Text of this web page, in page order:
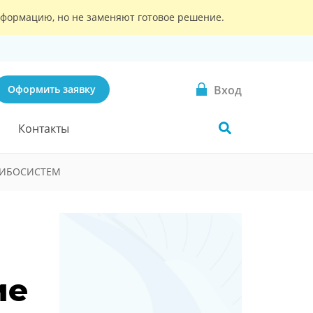
но не заменяют готовое решение.
Оформить заявку Вход
Контакты